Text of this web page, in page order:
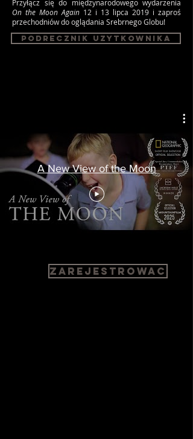
Przyłącz się do międzynarodowego wydarzenia
On the Moon Again 12 i 13 lipca 2019 i zaproś
przechodniów do oglądania Srebrnego Globu!
podrEcznik uZytkownika
A New View of the Moon
zarejestrowaC